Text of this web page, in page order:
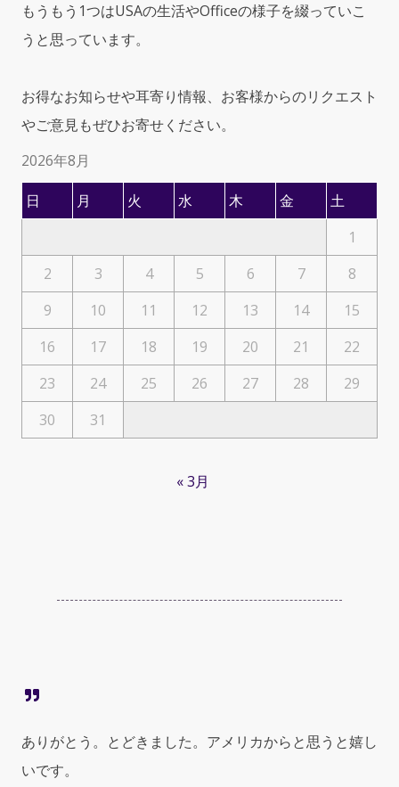
もうもう1つはUSAの生活やOfficeの様子を綴っていこ
うと思っています。
お得なお知らせや耳寄り情報、お客様からのリクエスト
やご意見もぜひお寄せください。
2026年8月
日 月 火 水 木 金
土
1
2
3 4 5 6 7
8
9
10 11 12 13 14
15
16
17 18 19 20 21
22
23
24 25 26 27 28
29
30
31
« 3月
ありがとう。とどきました。アメリカからと思うと嬉し
いです。